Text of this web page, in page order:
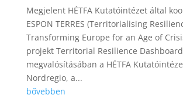
Megjelent HÉTFA Kutatóintézet által
ESPON TERRES (Territorialising
Transforming Europe for an Age of
projekt Territorial Resilience
megvalósításában a HÉTFA
Nordregio, a...
bővebben